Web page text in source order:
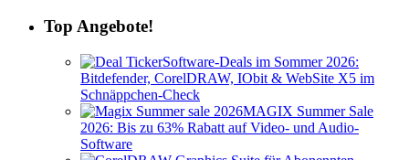
Top Angebote!
Software-Deals im Sommer 2026:
Bitdefender, CorelDRAW, IObit & WebSite X5 im
Schnäppchen-Check
MAGIX Summer Sale
2026: Bis zu 63% Rabatt auf Video- und Audio-
Software